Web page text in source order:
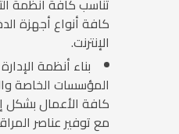
تناسب كافة أنظمة
كافة أنواع أجهزة
الإنترنت.
بناء أنظمة
المؤسسات الخاصة
كافة الأعمال بشكل
مع توفير عناصر